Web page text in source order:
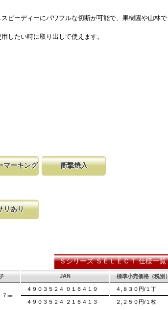
ピーディーにパワフルな切断が可能で、果樹園や山林で
したい時に取り出して使えます。
マーキング
。
衝撃焼入
。これが永切れする刃の秘訣です。
リあり
Ｓシリーズ ＳＥＬＥＣＴ 仕様一覧
JAN 標準小売価格（税別）
７㎜
４９０３５２４ ０１６４１９ ４,８３０円/１丁
４９０３５２４ ２１６４１３ ２,２５０円/１枚